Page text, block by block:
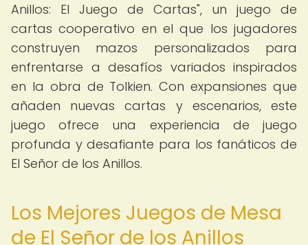
Anillos: El Juego de Cartas", un juego de
cartas cooperativo en el que los jugadores
construyen mazos personalizados para
enfrentarse a desafíos variados inspirados
en la obra de Tolkien. Con expansiones que
añaden nuevas cartas y escenarios, este
juego ofrece una experiencia de juego
profunda y desafiante para los fanáticos de
El Señor de los Anillos.
Los Mejores Juegos de Mesa
de El Señor de los Anillos